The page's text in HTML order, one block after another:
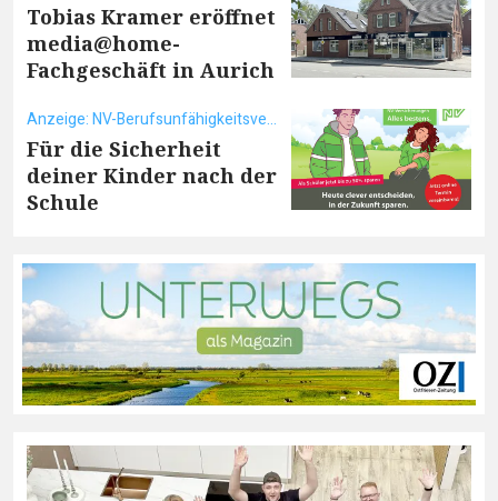
Tobias Kramer eröffnet
media@home-
Fachgeschäft in Aurich
Anzeige: NV-Berufsunfähigkeitsversicherung
Für die Sicherheit
deiner Kinder nach der
Schule